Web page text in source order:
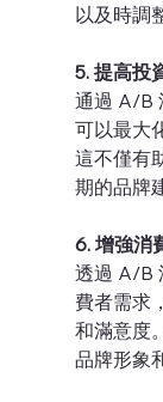
以及時調
5. 提高投
通過 A/B
可以最大
這不僅有
期的品牌
6. 增強消
透過 A/B
費者需求
和滿意度
品牌形象